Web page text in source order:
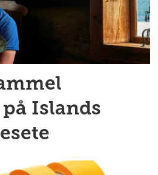
Islands